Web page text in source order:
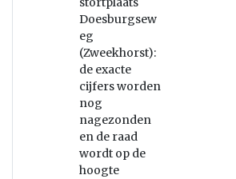
Doesburgsew
eg
(Zweekhorst):
de exacte
cijfers worden
nog
nagezonden
en de raad
wordt op de
hoogte